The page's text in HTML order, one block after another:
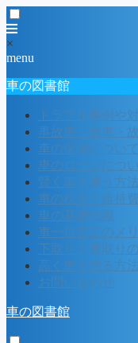
×
menu
車の図書館
トラブル事例や
事故車・廃車・
車の保険について
車のローンにつ
賢く車を買う方法
車の税金と維持費
車の基礎知識
車一括査定のメ
下取りと買取り
高く車を売る方法
お問い合わせ
車の図書館